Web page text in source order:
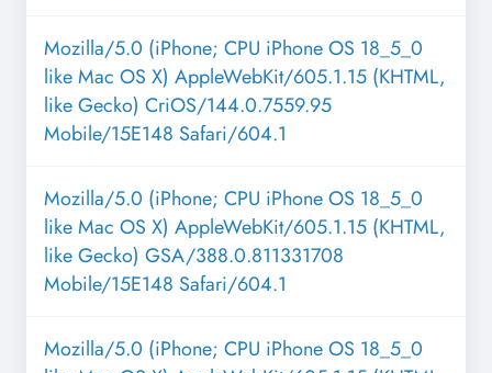
Mozilla/5.0 (iPhone; CPU iPhone OS 18_5_0
like Mac OS X) AppleWebKit/605.1.15 (KHTML,
like Gecko) CriOS/144.0.7559.95
Mobile/15E148 Safari/604.1
Mozilla/5.0 (iPhone; CPU iPhone OS 18_5_0
like Mac OS X) AppleWebKit/605.1.15 (KHTML,
like Gecko) GSA/388.0.811331708
Mobile/15E148 Safari/604.1
Mozilla/5.0 (iPhone; CPU iPhone OS 18_5_0